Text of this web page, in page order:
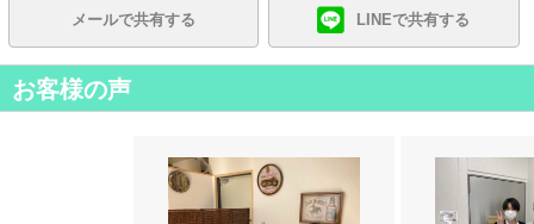
メールで共有する LINEで共有する
お客様の声